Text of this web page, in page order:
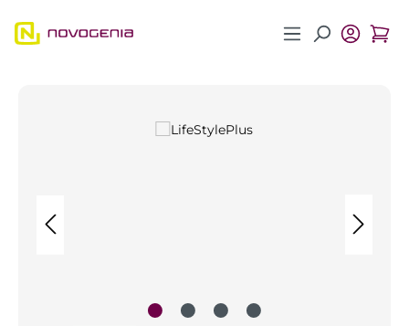
Zum Hauptinhalt springen
Bildergalerie überspringen